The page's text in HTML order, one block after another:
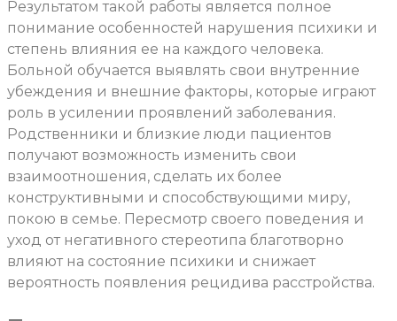
Результатом такой работы является полное
понимание особенностей нарушения психики и
степень влияния ее на каждого человека.
Больной обучается выявлять свои внутренние
убеждения и внешние факторы, которые играют
роль в усилении проявлений заболевания.
Родственники и близкие люди пациентов
получают возможность изменить свои
взаимоотношения, сделать их более
конструктивными и способствующими миру,
покою в семье. Пересмотр своего поведения и
уход от негативного стереотипа благотворно
влияют на состояние психики и снижает
вероятность появления рецидива расстройства.